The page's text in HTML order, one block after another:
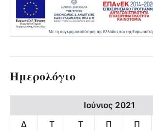
Ημερολόγιο
Ιούνιος 2021
Δ
Τ Τ Π Π